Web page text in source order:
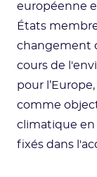
européenne
États
changement
cours de
pour
comme
climatique en
fixés dans